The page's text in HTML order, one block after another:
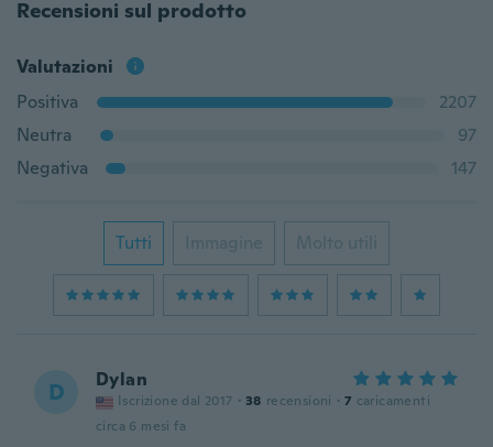
Recensioni sul prodotto
Valutazioni
Positiva
2207
Neutra
97
Negativa
147
Tutti Immagine Molto utili
D Dylan
Iscrizione dal 2017 · 38 recensioni · 7 caricamenti
circa 6 mesi fa